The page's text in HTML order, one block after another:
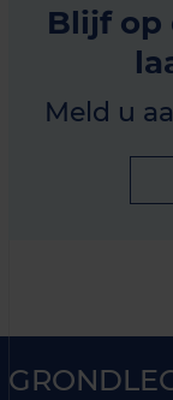
Blijf op
Meld u